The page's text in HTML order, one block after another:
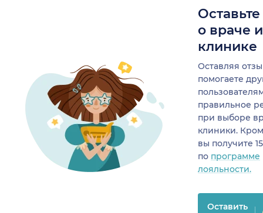
о враче
клинике
Оставляя
помогаете
правильное
при выборе
клиники.
вы получите
по программе
лояльности.
Оставить